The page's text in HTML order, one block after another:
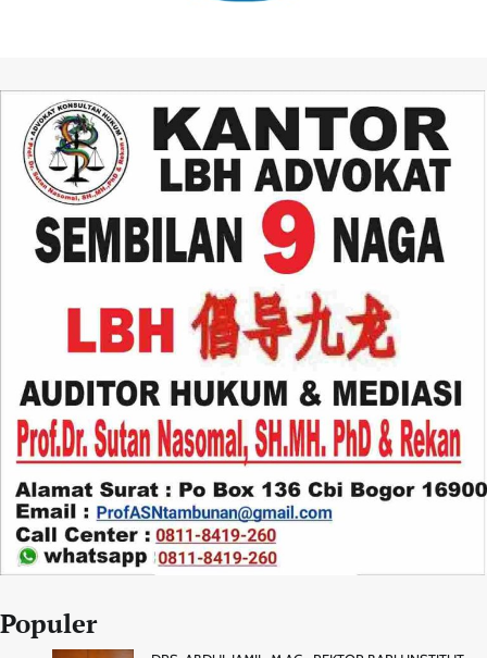
Populer